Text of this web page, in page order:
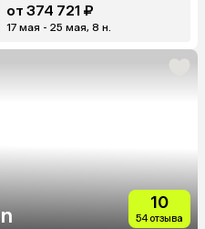
от 374 721 ₽
17 мая - 25 мая, 8 н.
10
54 отзыва